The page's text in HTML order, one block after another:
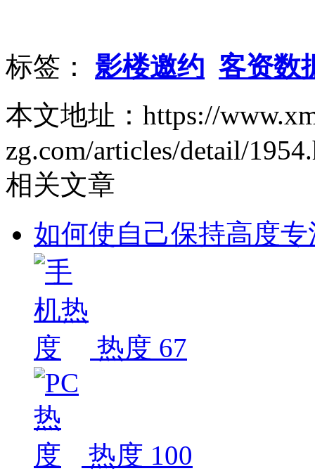
标签： 影楼邀约 客资数
本文地址：https://
zg.com/articles/detail/
相关文章
如何使自己保持高度
热度 67
热度 100